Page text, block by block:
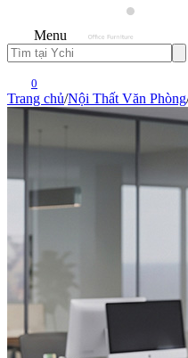
Menu
0
Trang chủ/Nội Thất Văn Phòng